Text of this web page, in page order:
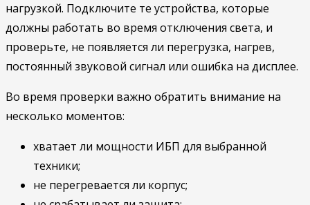
нагрузкой. Подключите те устройства, которые
должны работать во время отключения света, и
проверьте, не появляется ли перегрузка, нагрев,
постоянный звуковой сигнал или ошибка на дисплее.
Во время проверки важно обратить внимание на
несколько моментов:
хватает ли мощности ИБП для выбранной
техники;
не перегревается ли корпус;